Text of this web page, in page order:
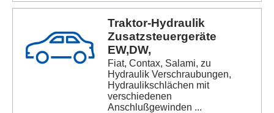
Traktor-Hydraulik
Zusatzsteuergeräte
EW,DW,
Fiat, Contax, Salami, zu
Hydraulik Verschraubungen,
Hydraulikschlächen mit
verschiedenen
Anschlußgewinden ...